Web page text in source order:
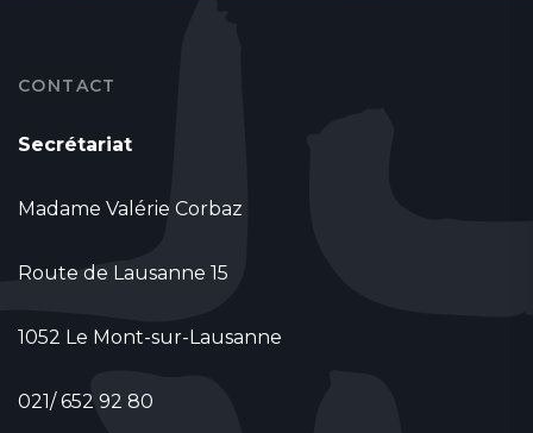
CONTACT
Secrétariat
Madame Valérie Corbaz
Route de Lausanne 15
1052 Le Mont-sur-Lausanne
021/ 652 92 80